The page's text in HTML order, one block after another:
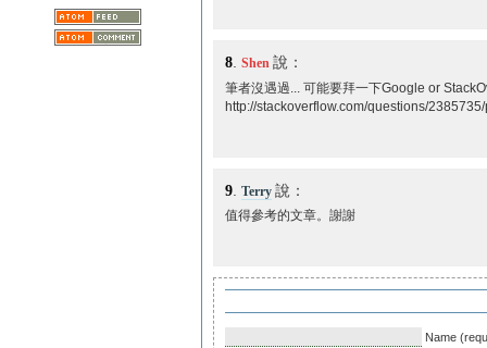
8. Shen 說：
筆者沒遇過... 可能要拜一下Google or
http://stackoverflow.com/questions/
9 Terry 說：
值得參考的文章。謝謝
Name